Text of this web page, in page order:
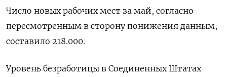
Число новых рабочих мест за май, согласно
пересмотренным в сторону понижения данным,
составило 218.000.
Уровень безработицы в Соединенных Штатах